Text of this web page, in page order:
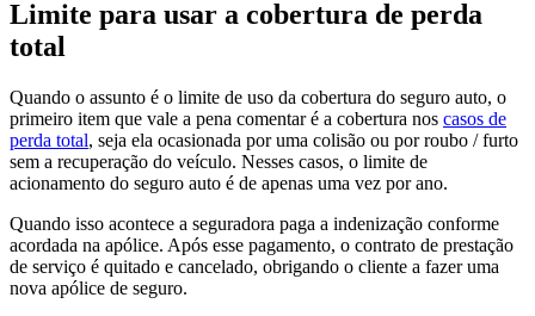
Limite para usar a cobertura de perda
total
Quando o assunto é o limite de uso da cobertura do seguro auto, o
primeiro item que vale a pena comentar é a cobertura nos casos de
perda total, seja ela ocasionada por uma colisão ou por roubo / furto
sem a recuperação do veículo. Nesses casos, o limite de
acionamento do seguro auto é de apenas uma vez por ano.
Quando isso acontece a seguradora paga a indenização conforme
acordada na apólice. Após esse pagamento, o contrato de prestação
de serviço é quitado e cancelado, obrigando o cliente a fazer uma
nova apólice de seguro.